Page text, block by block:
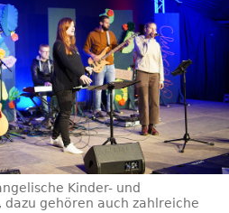
Kinder- und
gehören auch zahlreiche